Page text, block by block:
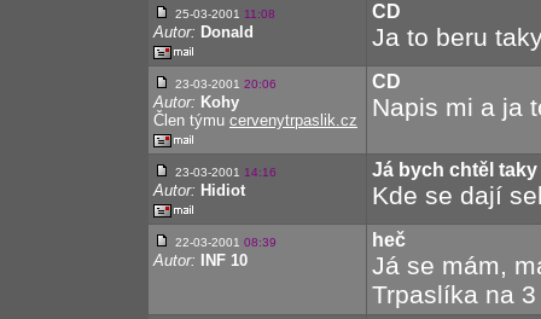
25-03-2001 11:08
Autor: Donald
CD
Ja to beru
23-03-2001 20:06
Autor: Kohy
Člen týmu cervenytrpaslik.cz
CD
Napis mi a ja
23-03-2001 14:16
Autor: Hidiot
Já bych chtěl taky
Kde se dají
22-03-2001 08:39
Autor: INF 10
heč
Já se mám,
Trpaslíka na